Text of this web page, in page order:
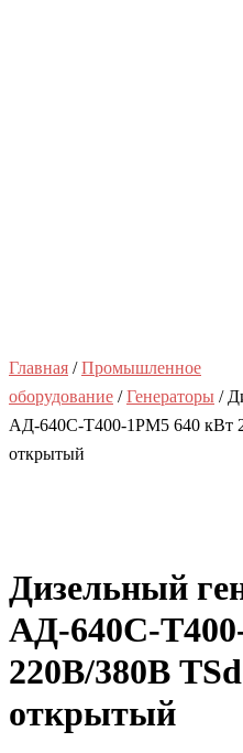
Главная /Промышленное
оборудование /Генераторы /
АД-640С-Т400-1РМ5 640 кВт
открытый
Дизельный
АД-640С-
220В/380В
открытый